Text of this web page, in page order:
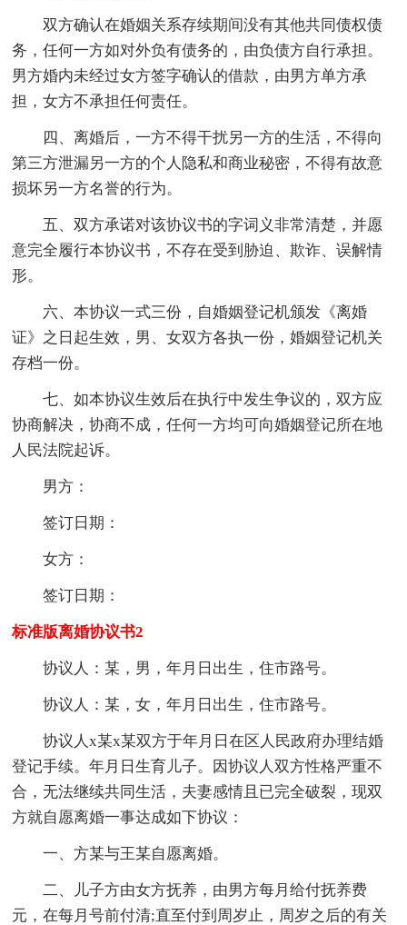
双方确认在婚姻关系存续期间没有其他共同债权债
务，任何一方如对外负有债务的，由负债方自行承担。
男方婚内未经过女方签字确认的借款，由男方单方承
担，女方不承担任何责任。
四、离婚后，一方不得干扰另一方的生活，不得向
第三方泄漏另一方的个人隐私和商业秘密，不得有故意
损坏另一方名誉的行为。
五、双方承诺对该协议书的字词义非常清楚，并愿
意完全履行本协议书，不存在受到胁迫、欺诈、误解情
形。
六、本协议一式三份，自婚姻登记机颁发《离婚
证》之日起生效，男、女双方各执一份，婚姻登记机关
存档一份。
七、如本协议生效后在执行中发生争议的，双方应
协商解决，协商不成，任何一方均可向婚姻登记所在地
人民法院起诉。
男方：
签订日期：
女方：
签订日期：
标准版离婚协议书2
协议人：某，男，年月日出生，住市路号。
协议人：某，女，年月日出生，住市路号。
协议人x某x某双方于年月日在区人民政府办理结婚
登记手续。年月日生育儿子。因协议人双方性格严重不
合，无法继续共同生活，夫妻感情且已完全破裂，现双
方就自愿离婚一事达成如下协议：
一、方某与王某自愿离婚。
二、儿子方由女方抚养，由男方每月给付抚养费
元，在每月号前付清;直至付到周岁止，周岁之后的有关